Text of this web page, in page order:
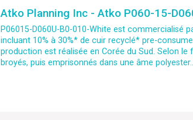
Atko Planning Inc - Atko P060-15-
P06015-D060U-B0-010-White est commercialisé
incluant 10% à 30%* de cuir recyclé* pre-
production est réalisée en Corée du Sud. Selon
broyés, puis emprisonnés dans une âme